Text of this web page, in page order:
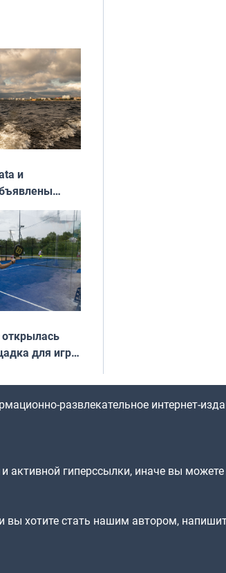
и
года
для игры
развлекательное интернет-
активной гиперссылки, иначе вы
вы хотите стать нашим автором,